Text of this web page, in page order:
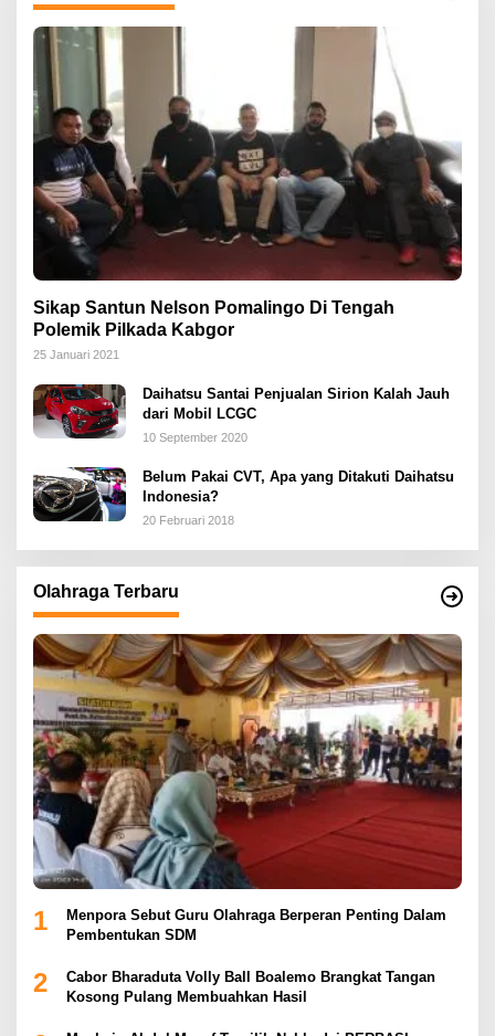
Sikap Santun Nelson Pomalingo Di Tengah
Polemik Pilkada Kabgor
25 Januari 2021
Daihatsu Santai Penjualan Sirion Kalah Jauh
dari Mobil LCGC
10 September 2020
Belum Pakai CVT, Apa yang Ditakuti Daihatsu
Indonesia?
20 Februari 2018
Olahraga Terbaru
1
Menpora Sebut Guru Olahraga Berperan Penting Dalam
Pembentukan SDM
2
Cabor Bharaduta Volly Ball Boalemo Brangkat Tangan
Kosong Pulang Membuahkan Hasil